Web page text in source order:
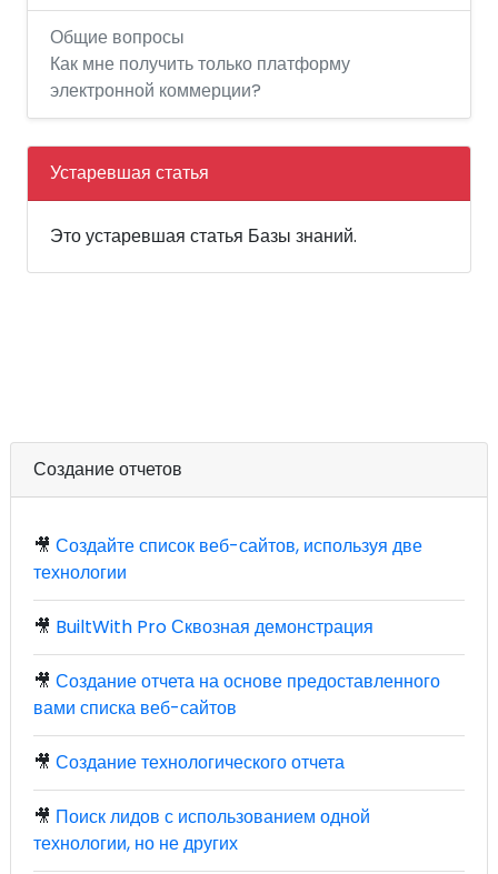
Общие вопросы
Как мне получить только платформу
электронной коммерции?
Устаревшая статья
Это устаревшая статья Базы знаний.
Создание отчетов
🎥 Создайте список веб-сайтов, используя две
технологии
🎥 BuiltWith Pro Сквозная демонстрация
🎥 Создание отчета на основе предоставленного
вами списка веб-сайтов
🎥 Создание технологического отчета
🎥 Поиск лидов с использованием одной
технологии, но не других